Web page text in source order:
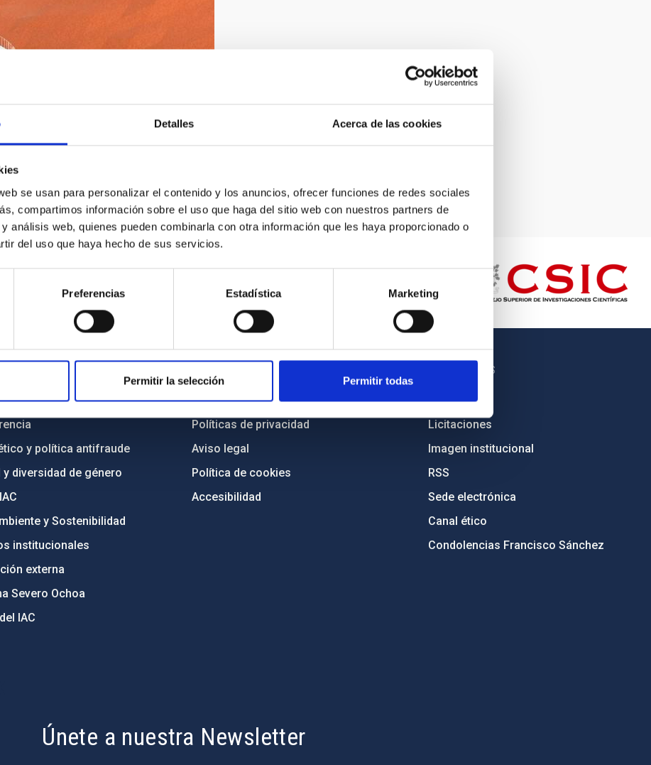
Detalles Acerca de las cookies
se usan para personalizar el contenido y los anuncios, ofrecer funciones de redes sociales
compartimos información sobre el uso que haga del sitio web con nuestros partners de
análisis web, quienes pueden combinarla con otra información que les haya proporcionado o
del uso que haya hecho de sus servicios.
Preferencias Estadística Marketing
Permitir la selección Permitir todas
y política antifraude
y diversidad de género
y Sostenibilidad
institucionales
externa
Severo Ochoa
IAC
Mapa web
Políticas de privacidad
Aviso legal
Política de cookies
Accesibilidad
OTROS ENLACES
Empleo
Licitaciones
Imagen institucional
RSS
Sede electrónica
Canal ético
Condolencias Francisco Sánchez
Únete a nuestra Newsletter